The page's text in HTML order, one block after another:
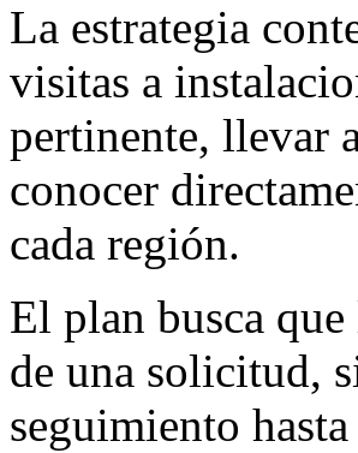
La estrategia
visitas a
pertinente, llevar
conocer
cada región.
El plan busca
de una solicitud,
seguimiento